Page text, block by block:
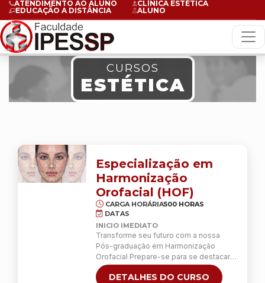
ATENDIMENTO AO ALUNO
CLÍNICA ESTÉTICA
EDUCAÇÃO A DISTÂNCIA
ALUNO
CURSOS
ESTÉTICA
Especialização em
Harmonização
Orofacial (HOF)
CARGA HORÁRIA500 HORAS
DATAS
INICIO IMEDIATO
Transforme seu futuro com a nossa
Pós-graduação em Harmonização
Orofacial Prepare-se para se destacar
em uma áreas mais promessas estética
da facial! Nossa Pós-graduação uma
DETALHES DO CURSO